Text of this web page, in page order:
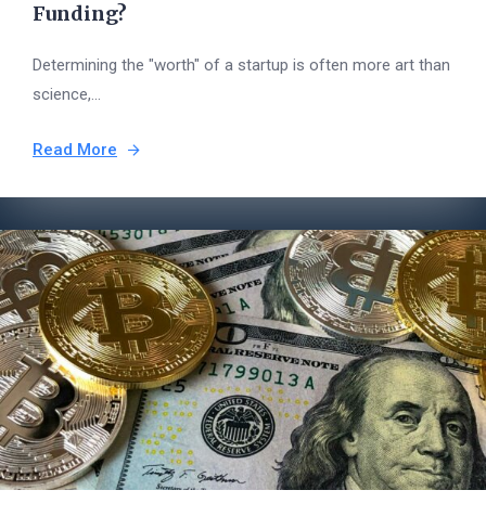
Funding?
Determining the "worth" of a startup is often more art than
science,...
Read More